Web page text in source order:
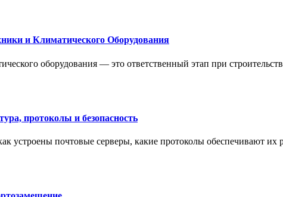
и Климатического Оборудования
оборудования — это ответственный этап при
протоколы и безопасность
устроены почтовые серверы, какие протоколы обеспечивают их